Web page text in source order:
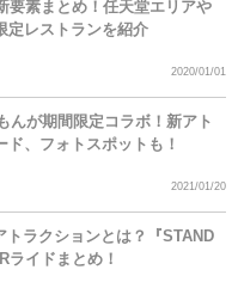
要素まとめ！任天堂エリアや
定レストランを紹介
2020/01/01
んが期間限定コラボ！新アト
、フォトスポットも！
2021/01/20
トラクションとは？『STAND
ライドまとめ！